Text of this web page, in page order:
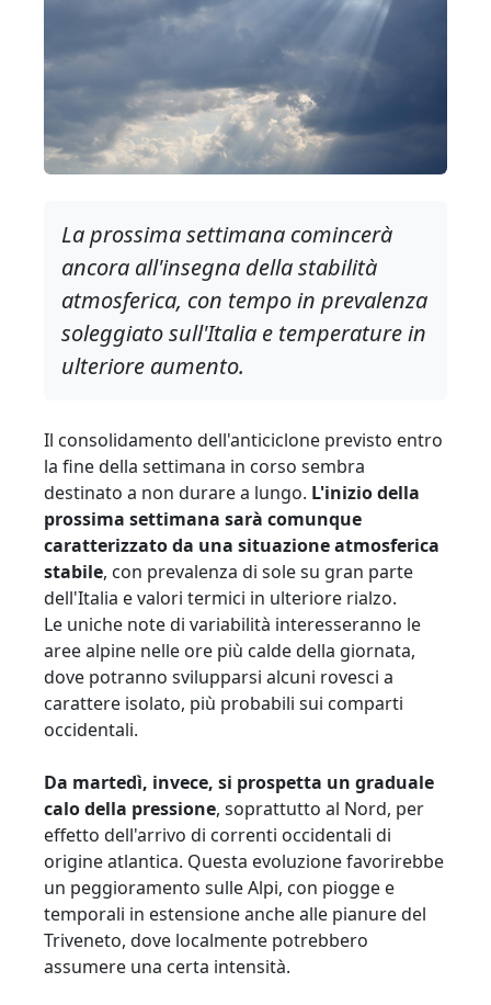
La prossima settimana comincerà
ancora all'insegna della stabilità
atmosferica, con tempo in prevalenza
soleggiato sull'Italia e temperature in
ulteriore aumento.
Il consolidamento dell'anticiclone previsto entro
la fine della settimana in corso sembra
destinato a non durare a lungo. L'inizio della
prossima settimana sarà comunque
caratterizzato da una situazione atmosferica
stabile, con prevalenza di sole su gran parte
dell'Italia e valori termici in ulteriore rialzo.
Le uniche note di variabilità interesseranno le
aree alpine nelle ore più calde della giornata,
dove potranno svilupparsi alcuni rovesci a
carattere isolato, più probabili sui comparti
occidentali.
Da martedì, invece, si prospetta un graduale
calo della pressione, soprattutto al Nord, per
effetto dell'arrivo di correnti occidentali di
origine atlantica. Questa evoluzione favorirebbe
un peggioramento sulle Alpi, con piogge e
temporali in estensione anche alle pianure del
Triveneto, dove localmente potrebbero
assumere una certa intensità.